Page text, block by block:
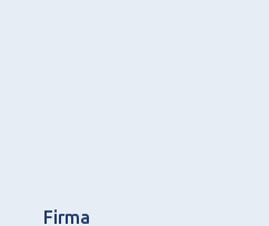
Firma